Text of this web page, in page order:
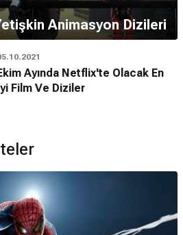
Animasyon Dizileri
Ayında Netflix'te Olacak En
Film Ve Diziler